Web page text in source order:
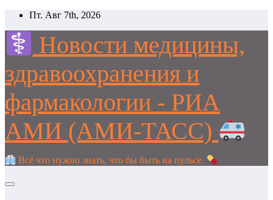
Перейти
содержимому
Пт. Авг 7th, 2026
Новости медицины,
здравоохранения и
фармакологии - РИА
АМИ (АМИ-ТАСС)
Всё что нужно знать, что бы быть на пульсе.